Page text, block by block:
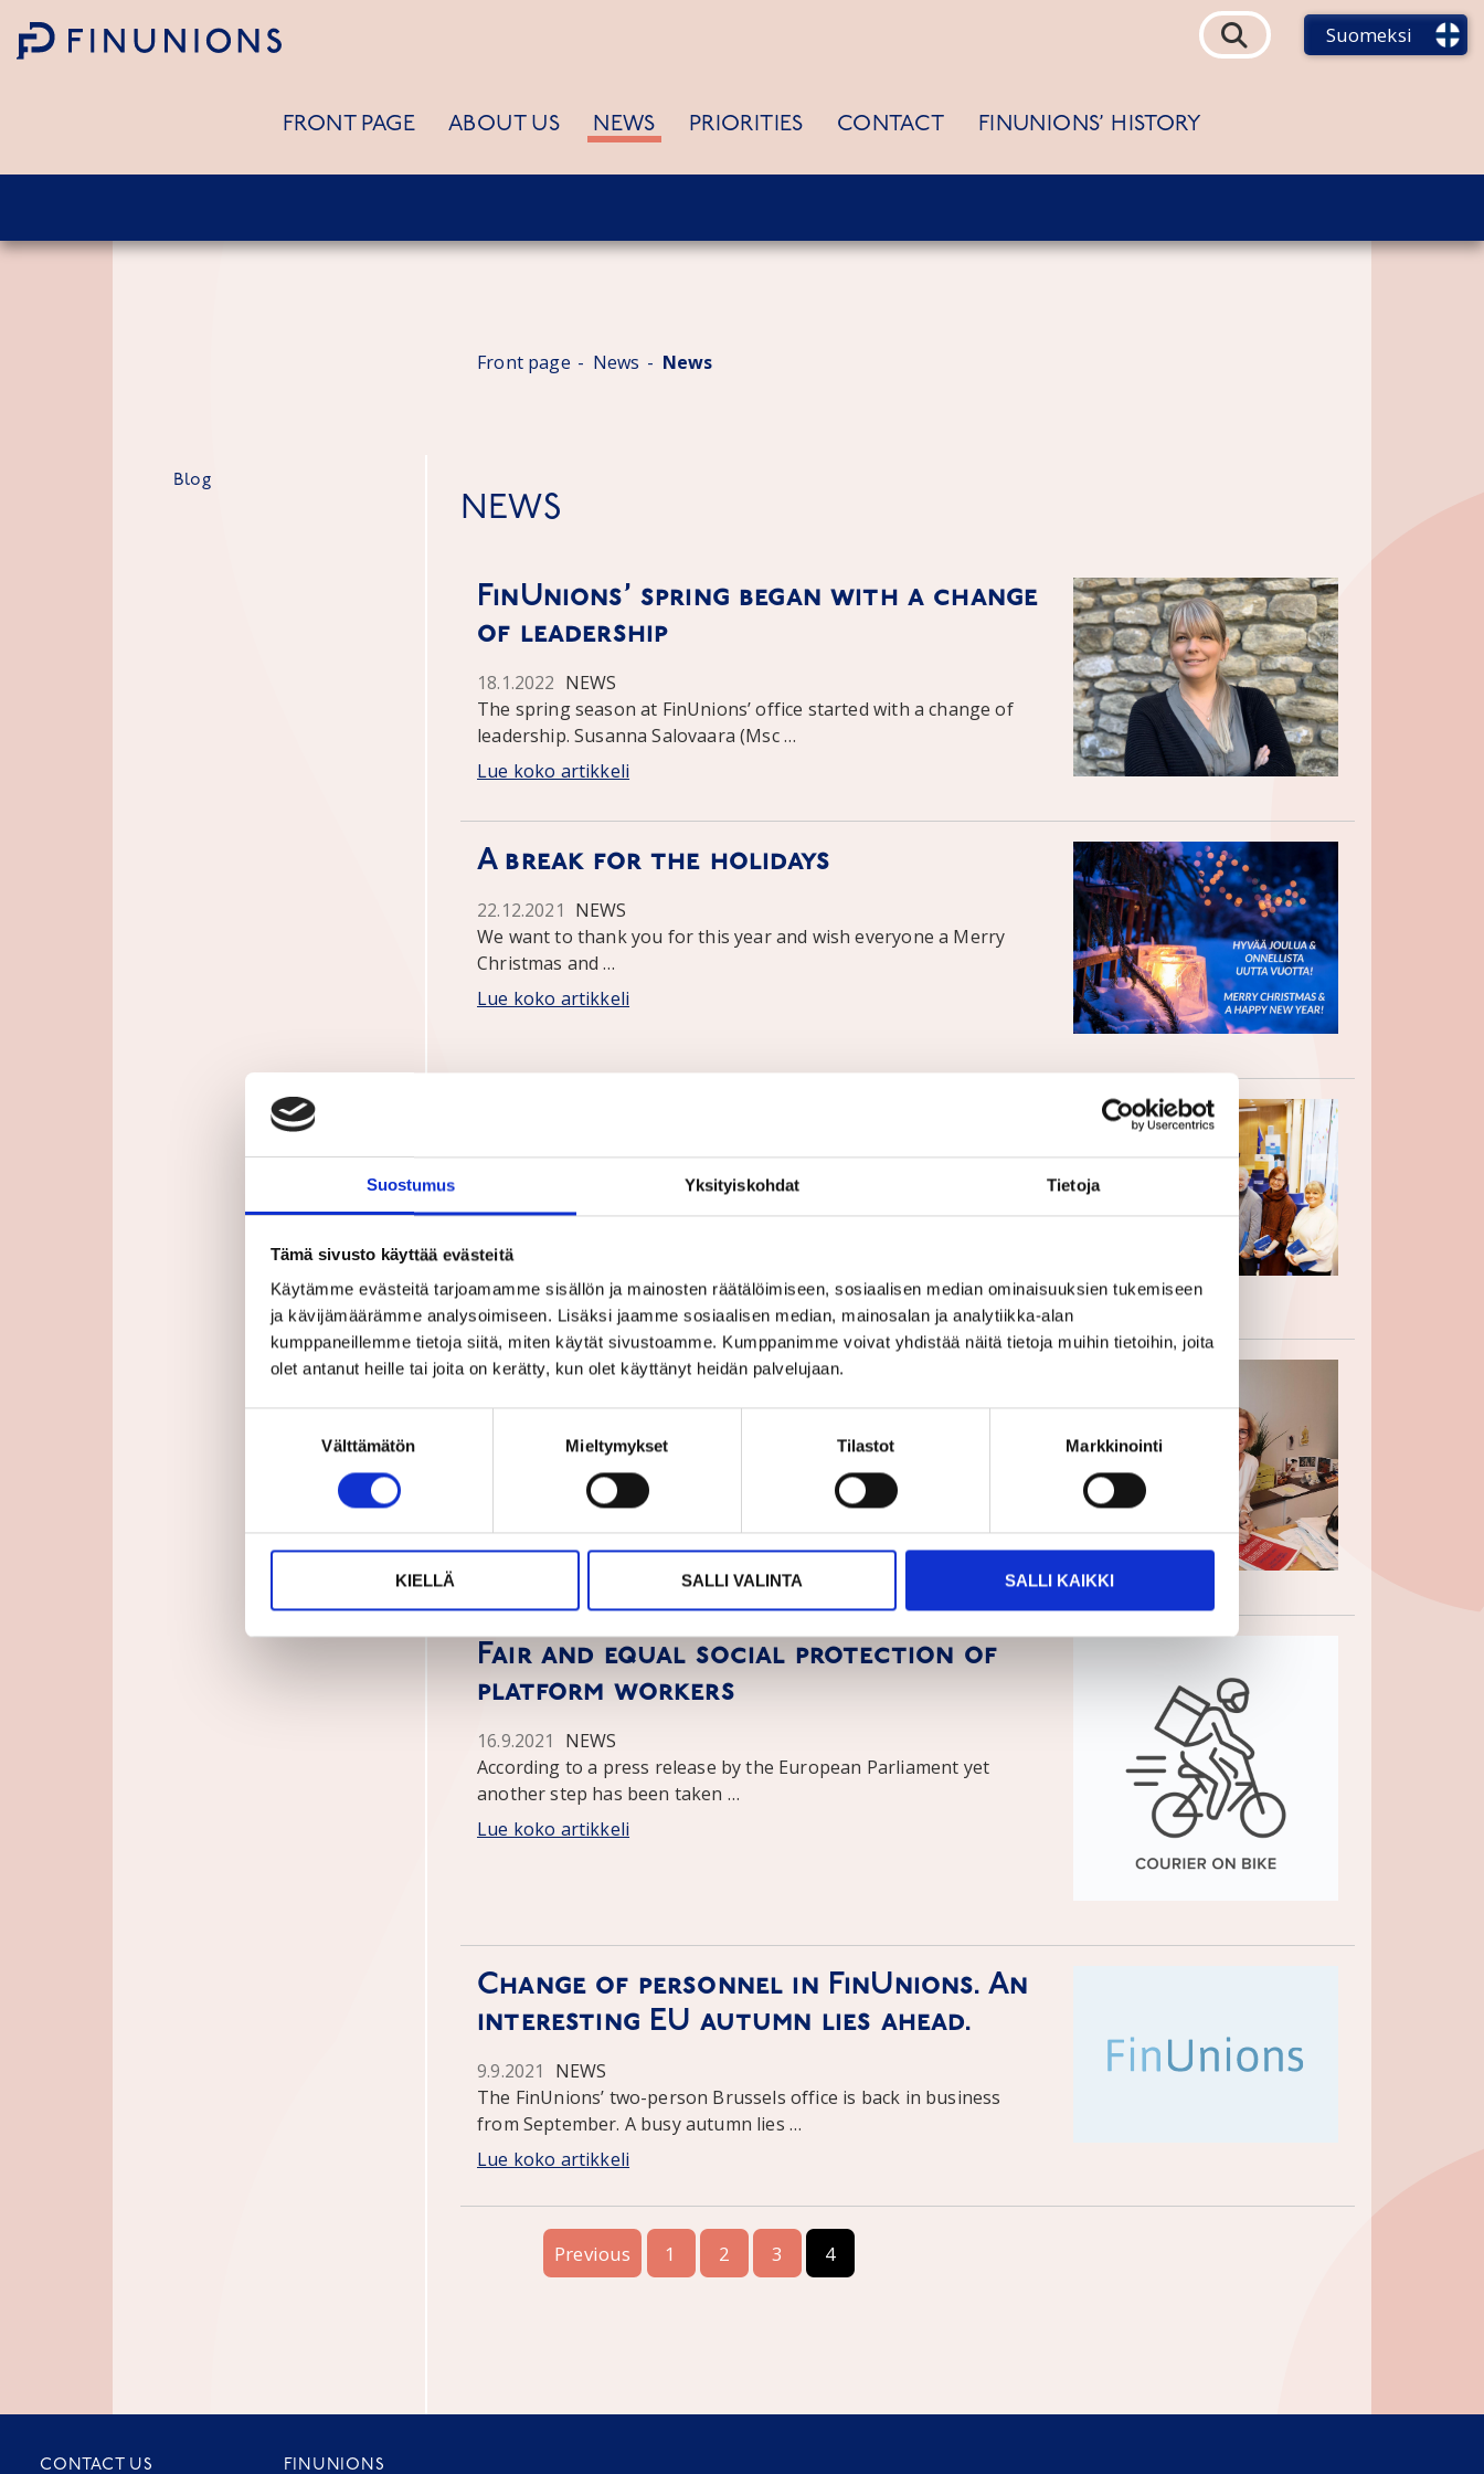
Suostumus Yksityiskohdat Tietoja
Tämä sivusto käyttää evästeitä
Käytämme evästeitä tarjoamamme sisällön ja mainosten räätälöimiseen, sosiaalisen median ominaisuuksien tukemiseen
ja kävijämäärämme analysoimiseen. Lisäksi jaamme sosiaalisen median, mainosalan ja analytiikka-alan
kumppaneillemme tietoja siitä, miten käytät sivustoamme. Kumppanimme voivat yhdistää näitä tietoja muihin tietoihin, joita
olet antanut heille tai joita on kerätty, kun olet käyttänyt heidän palvelujaan.
Välttämätön Mieltymykset Tilastot Markkinointi
KIELLÄ SALLI VALINTA SALLI KAIKKI
Suomeksi
FRONT PAGE ABOUT US NEWS PRIORITIES CONTACT FINUNIONS’ HISTORY
Front page News News
Blog
NEWS
FinUnions’ spring began with a change
of leadership
18.1.2022 NEWS
The spring season at FinUnions’ office started with a change of
leadership. Susanna Salovaara (Msc …
Lue koko artikkeli
A break for the holidays
22.12.2021 NEWS
We want to thank you for this year and wish everyone a Merry
Christmas and …
Lue koko artikkeli
earners
representation of wage-earners was …
Lue koko artikkeli
Pay transparency eradicates gender
pay gap
Pay transparency can play a crucial role in ensuring substantial
Lue koko artikkeli
Fair and equal social protection of
platform workers
16.9.2021
NEWS
According to a press release by the European Parliament yet
another step has been taken …
Lue koko artikkeli
Change of personnel in FinUnions. An
interesting EU autumn lies ahead.
9.9.2021
NEWS
The FinUnions’ two-person Brussels office is back in business
from September. A busy autumn lies …
Lue koko artikkeli
Previous 1 2 3 4
CONTACT US FINUNIONS